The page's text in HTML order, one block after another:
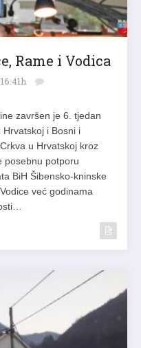
Rame i Vodica
završen je 6. tjedan
i Bosni i
u Hrvatskoj kroz
posebnu potporu
BiH Šibensko-kninske
već godinama